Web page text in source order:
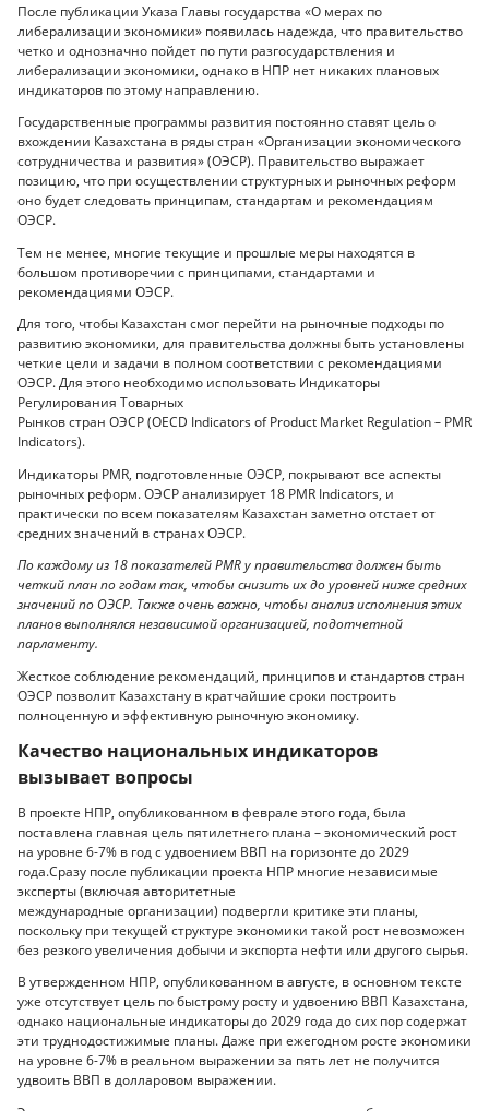
После публикации Указа Главы государства «О мерах по
либерализации экономики» появилась надежда, что правительство
четко и однозначно пойдет по пути разгосударствления и
либерализации экономики, однако в НПР нет никаких плановых
индикаторов по этому направлению.
Государственные программы развития постоянно ставят цель о
вхождении Казахстана в ряды стран «Организации экономического
сотрудничества и развития» (ОЭСР). Правительство выражает
позицию, что при осуществлении структурных и рыночных реформ
оно будет следовать принципам, стандартам и рекомендациям
ОЭСР.
Тем не менее, многие текущие и прошлые меры находятся в
большом противоречии с принципами, стандартами и
рекомендациями ОЭСР.
Для того, чтобы Казахстан смог перейти на рыночные подходы по
развитию экономики, для правительства должны быть установлены
четкие цели и задачи в полном соответствии с рекомендациями
ОЭСР. Для этого необходимо использовать Индикаторы
Регулирования Товарных
Рынков стран ОЭСР (OECD Indicators of Product Market Regulation – PMR
Indicators).
Индикаторы PMR, подготовленные ОЭСР, покрывают все аспекты
рыночных реформ. ОЭСР анализирует 18 PMR Indicators, и
практически по всем показателям Казахстан заметно отстает от
средних значений в странах ОЭСР.
По каждому из 18 показателей PMR у правительства должен быть
четкий план по годам так, чтобы снизить их до уровней ниже средних
значений по ОЭСР. Также очень важно, чтобы анализ исполнения этих
планов выполнялся независимой организацией, подотчетной
парламенту.
Жесткое соблюдение рекомендаций, принципов и стандартов стран
ОЭСР позволит Казахстану в кратчайшие сроки построить
полноценную и эффективную рыночную экономику.
Качество национальных индикаторов
вызывает вопросы
В проекте НПР, опубликованном в феврале этого года, была
поставлена главная цель пятилетнего плана – экономический рост
на уровне 6-7% в год с удвоением ВВП на горизонте до 2029
года.Сразу после публикации проекта НПР многие независимые
эксперты (включая авторитетные
международные организации) подвергли критике эти планы,
поскольку при текущей структуре экономики такой рост невозможен
без резкого увеличения добычи и экспорта нефти или другого сырья.
В утвержденном НПР, опубликованном в августе, в основном тексте
уже отсутствует цель по быстрому росту и удвоению ВВП Казахстана,
однако национальные индикаторы до 2029 года до сих пор содержат
эти труднодостижимые планы. Даже при ежегодном росте экономики
на уровне 6-7% в реальном выражении за пять лет не получится
удвоить ВВП в долларовом выражении.